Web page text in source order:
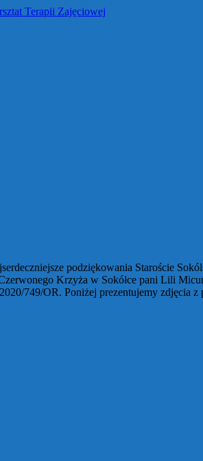
podziękowania Staroście
Krzyża w Sokółce pani Lili
749/OR. Poniżej prezentujemy zdjęcia